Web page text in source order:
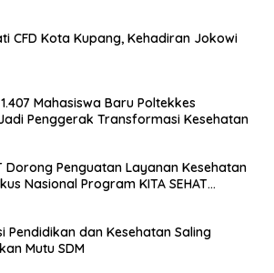
CFD Kota Kupang, Kehadiran Jokowi
Mahasiswa Baru Poltekkes
Penggerak Transformasi Kesehatan
Dorong Penguatan Layanan Kesehatan
Nasional Program KITA SEHAT
Pendidikan dan Kesehatan Saling
Mutu SDM